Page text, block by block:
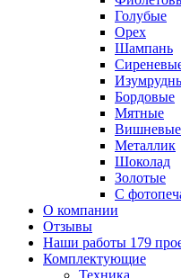
Голубые
Орех
Шампань
Бордовые
Мятные
Вишневые
Металлик
Шоколад
Золотые
С
О компании
Отзывы
Наши работы 179
Комплектующие